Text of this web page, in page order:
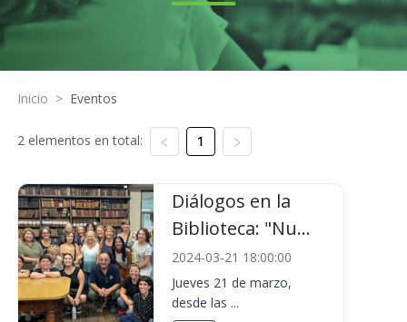
Inicio > Eventos
2 elementos en total: 1
Diálogos en la
Biblioteca: "Nu...
2024-03-21 18:00:00
Jueves 21 de marzo,
desde las ...